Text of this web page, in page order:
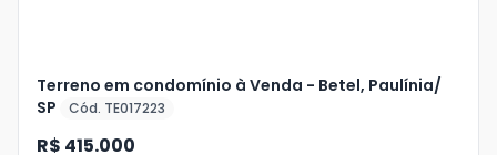
Terreno em condomínio à Venda - Betel, Paulínia/
SP
Cód. TE017223
R$ 415.000